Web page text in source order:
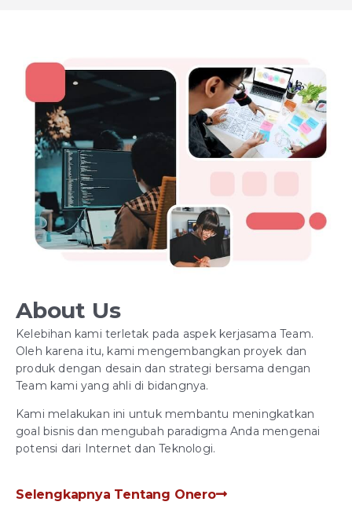
About Us
Kelebihan kami terletak pada aspek kerjasama Team.
Oleh karena itu, kami mengembangkan proyek dan
produk dengan desain dan strategi bersama dengan
Team kami yang ahli di bidangnya.
Kami melakukan ini untuk membantu meningkatkan
goal bisnis dan mengubah paradigma Anda mengenai
potensi dari Internet dan Teknologi.
Selengkapnya Tentang Onero